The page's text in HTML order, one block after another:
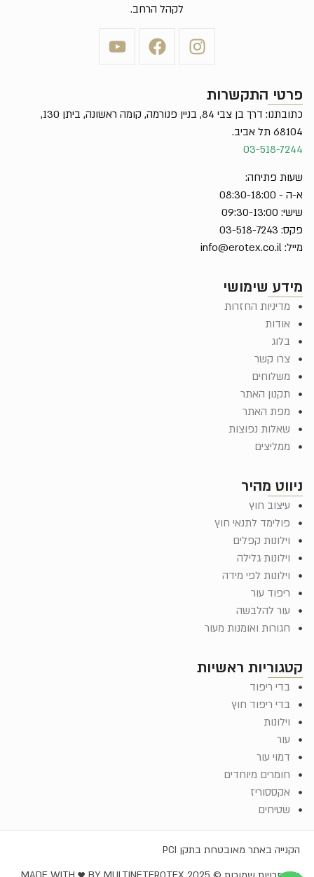
קטגוריות ראשיות
בדי ריפוד
בדי ריפוד חוץ
וילונות
עור
דמוי עור
חומרים מיוחדים
אקססוריז
שטיחים
ניווט מהיר
עיצוב חוץ
פולימד לתנאי חוץ
וילונות קפלים
וילונות גלילה
וילונות לפי מידה
ריפוד עור
עור להלבשה
חגורות ואומנות מעור
מידע שימושי
מדיניות החזרות
אודות
בלוג
צרו קשר
משלוחים
תקנון האתר
מפת האתר
שאלות נפוצות
ממליצים
פרטי התקשרות
כתובתנו: דרך בן צבי 84, בניין פנורמה, קומה ראשונה, ביתן 130,
68104 תל אביב.
03-518-7244
שעות פתיחה:
א-ה - 08:30-18:00
שישי: 09:30-13:00
פקס: 03-518-7243
מייל: info@erotex.co.il
לקהל הרחב.
הקנייה באתר מאובטחת בתקן PCI